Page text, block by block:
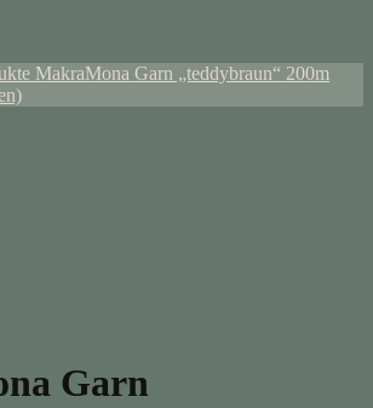
MakraMona Garn „teddybraun“ 200m
Garn